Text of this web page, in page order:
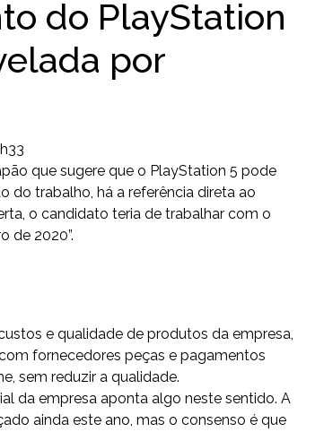
do PlayStation
por
que sugere que o PlayStation 5 pode
do trabalho, há a referência direta ao
o candidato teria de trabalhar com o
de 2020”.
e qualidade de produtos da empresa,
fornecedores peças e pagamentos
sem reduzir a qualidade.
da empresa aponta algo neste sentido. A
ainda este ano, mas o consenso é que